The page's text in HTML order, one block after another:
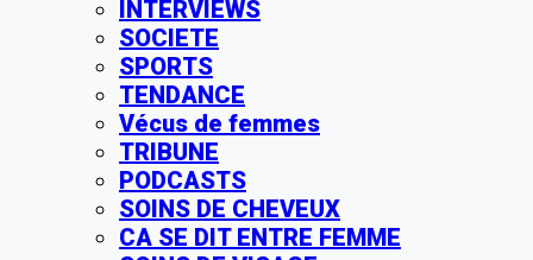
INTERVIEWS
SOCIETE
SPORTS
TENDANCE
Vécus de femmes
TRIBUNE
PODCASTS
SOINS DE CHEVEUX
CA SE DIT ENTRE FEMME